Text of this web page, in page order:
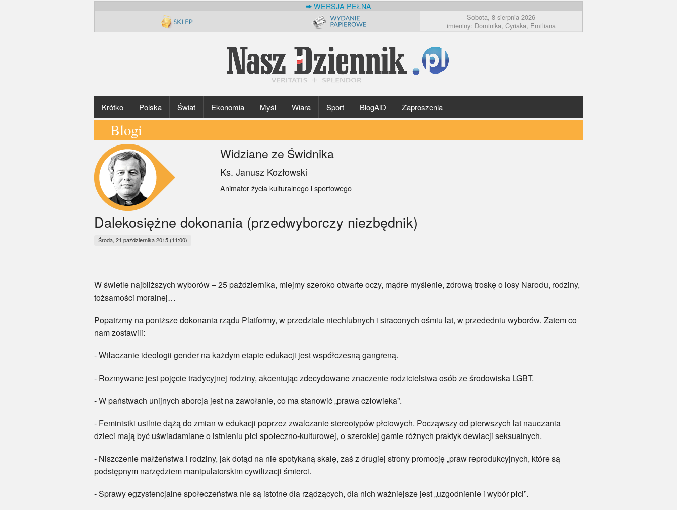
WERSJA PEŁNA
Sobota, 8 sierpnia 2026
imieniny: Dominika, Cyriaka, Emiliana
Krótko Polska Świat Ekonomia Myśl Wiara Sport BlogAiD Zaproszenia
Blogi
Widziane ze Świdnika
Ks. Janusz Kozłowski
Animator życia kulturalnego i sportowego
Dalekosiężne dokonania (przedwyborczy niezbędnik)
Środa, 21 października 2015 (11:00)
W świetle najbliższych wyborów – 25 października, miejmy szeroko otwarte oczy, mądre myślenie, zdrową troskę o losy Narodu, rodziny,
tożsamości moralnej…
Popatrzmy na poniższe dokonania rządu Platformy, w przedziale niechlubnych i straconych ośmiu lat, w przededniu wyborów. Zatem co
nam zostawili:
- Wtłaczanie ideologii gender na każdym etapie edukacji jest współczesną gangreną.
- Rozmywane jest pojęcie tradycyjnej rodziny, akcentując zdecydowane znaczenie rodzicielstwa osób ze środowiska LGBT.
- W państwach unijnych aborcja jest na zawołanie, co ma stanowić „prawa człowieka”.
- Feministki usilnie dążą do zmian w edukacji poprzez zwalczanie stereotypów płciowych. Począwszy od pierwszych lat nauczania
dzieci mają być uświadamiane o istnieniu płci społeczno-kulturowej, o szerokiej gamie różnych praktyk dewiacji seksualnych.
- Niszczenie małżeństwa i rodziny, jak dotąd na nie spotykaną skalę, zaś z drugiej strony promocję „praw reprodukcyjnych, które są
podstępnym narzędziem manipulatorskim cywilizacji śmierci.
- Sprawy egzystencjalne społeczeństwa nie są istotne dla rządzących, dla nich ważniejsze jest „uzgodnienie i wybór płci”.